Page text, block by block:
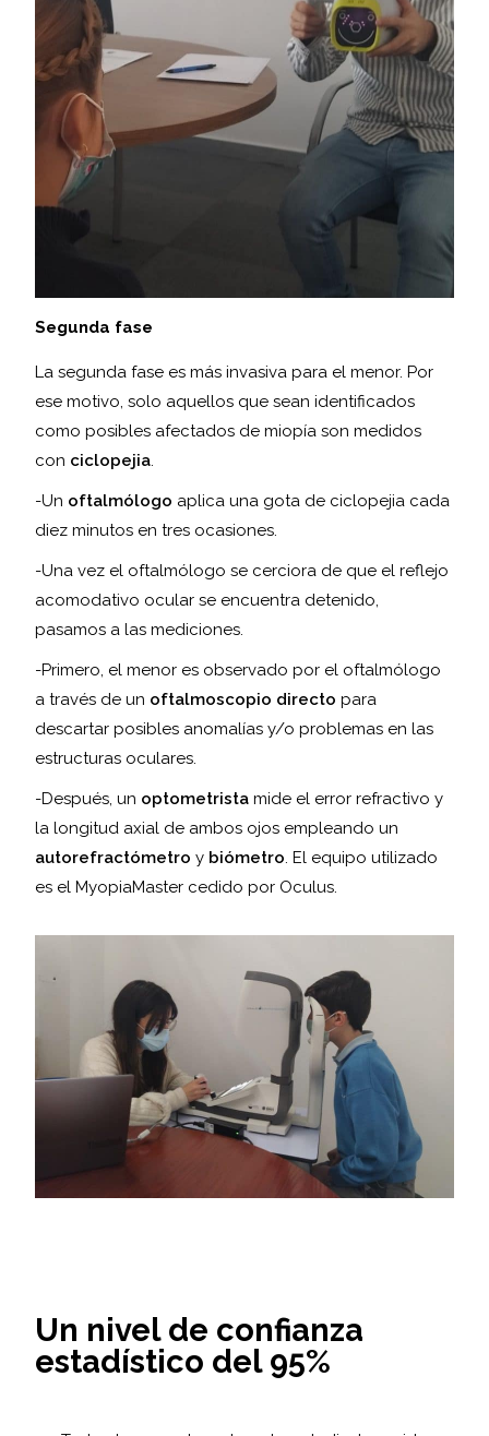
Segunda fase
La segunda fase es más invasiva para el menor. Por
ese motivo, solo aquellos que sean identificados
como posibles afectados de miopía son medidos
con ciclopejia.
-Un oftalmólogo aplica una gota de ciclopejia cada
diez minutos en tres ocasiones.
-Una vez el oftalmólogo se cerciora de que el reflejo
acomodativo ocular se encuentra detenido,
pasamos a las mediciones.
-Primero, el menor es observado por el oftalmólogo
a través de un oftalmoscopio directo para
descartar posibles anomalías y/o problemas en las
estructuras oculares.
-Después, un optometrista mide el error refractivo y
la longitud axial de ambos ojos empleando un
autorefractómetro y biómetro. El equipo utilizado
es el MyopiaMaster cedido por Oculus.
Un nivel de confianza
estadístico del 95%